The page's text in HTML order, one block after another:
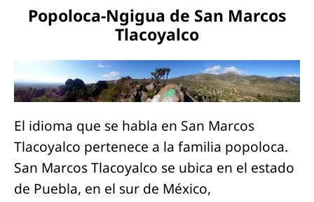
Popoloca-Ngigua de San Marcos
Tlacoyalco
El idioma que se habla en San Marcos
Tlacoyalco pertenece a la familia popoloca.
San Marcos Tlacoyalco se ubica en el estado
de Puebla, en el sur de México,